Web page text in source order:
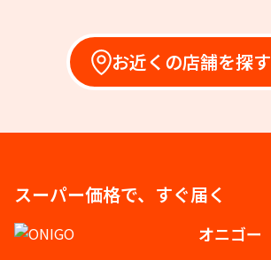
お近くの店舗を探す
スーパー価格で、すぐ届く
オニゴー